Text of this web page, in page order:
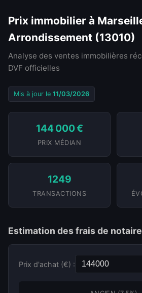
Prix immobilier à
Arrondissement (13010)
Analyse des ventes immobilières
DVF officielles
Mis à jour le 11/03/2026
144 000 €
PRIX MÉDIAN
1249
TRANSACTIONS
Estimation des frais de
Prix d'achat (€) :